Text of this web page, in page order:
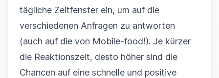
tägliche Zeitfenster ein, um auf die
verschiedenen Anfragen zu antworten
(auch auf die von Mobile-food!). Je kürzer
die Reaktionszeit, desto höher sind die
Chancen auf eine schnelle und positive